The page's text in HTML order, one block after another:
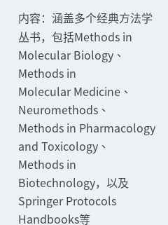
内容： 涵盖多个经典方法学
丛书，包括Methods in
Molecular Biology、
Methods in
Molecular Medicine、
Neuromethods、
Methods in Pharmacology
and Toxicology、
Methods in
Biotechnology，以及
Springer Protocols
Handbooks等